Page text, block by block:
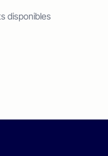
disponibles